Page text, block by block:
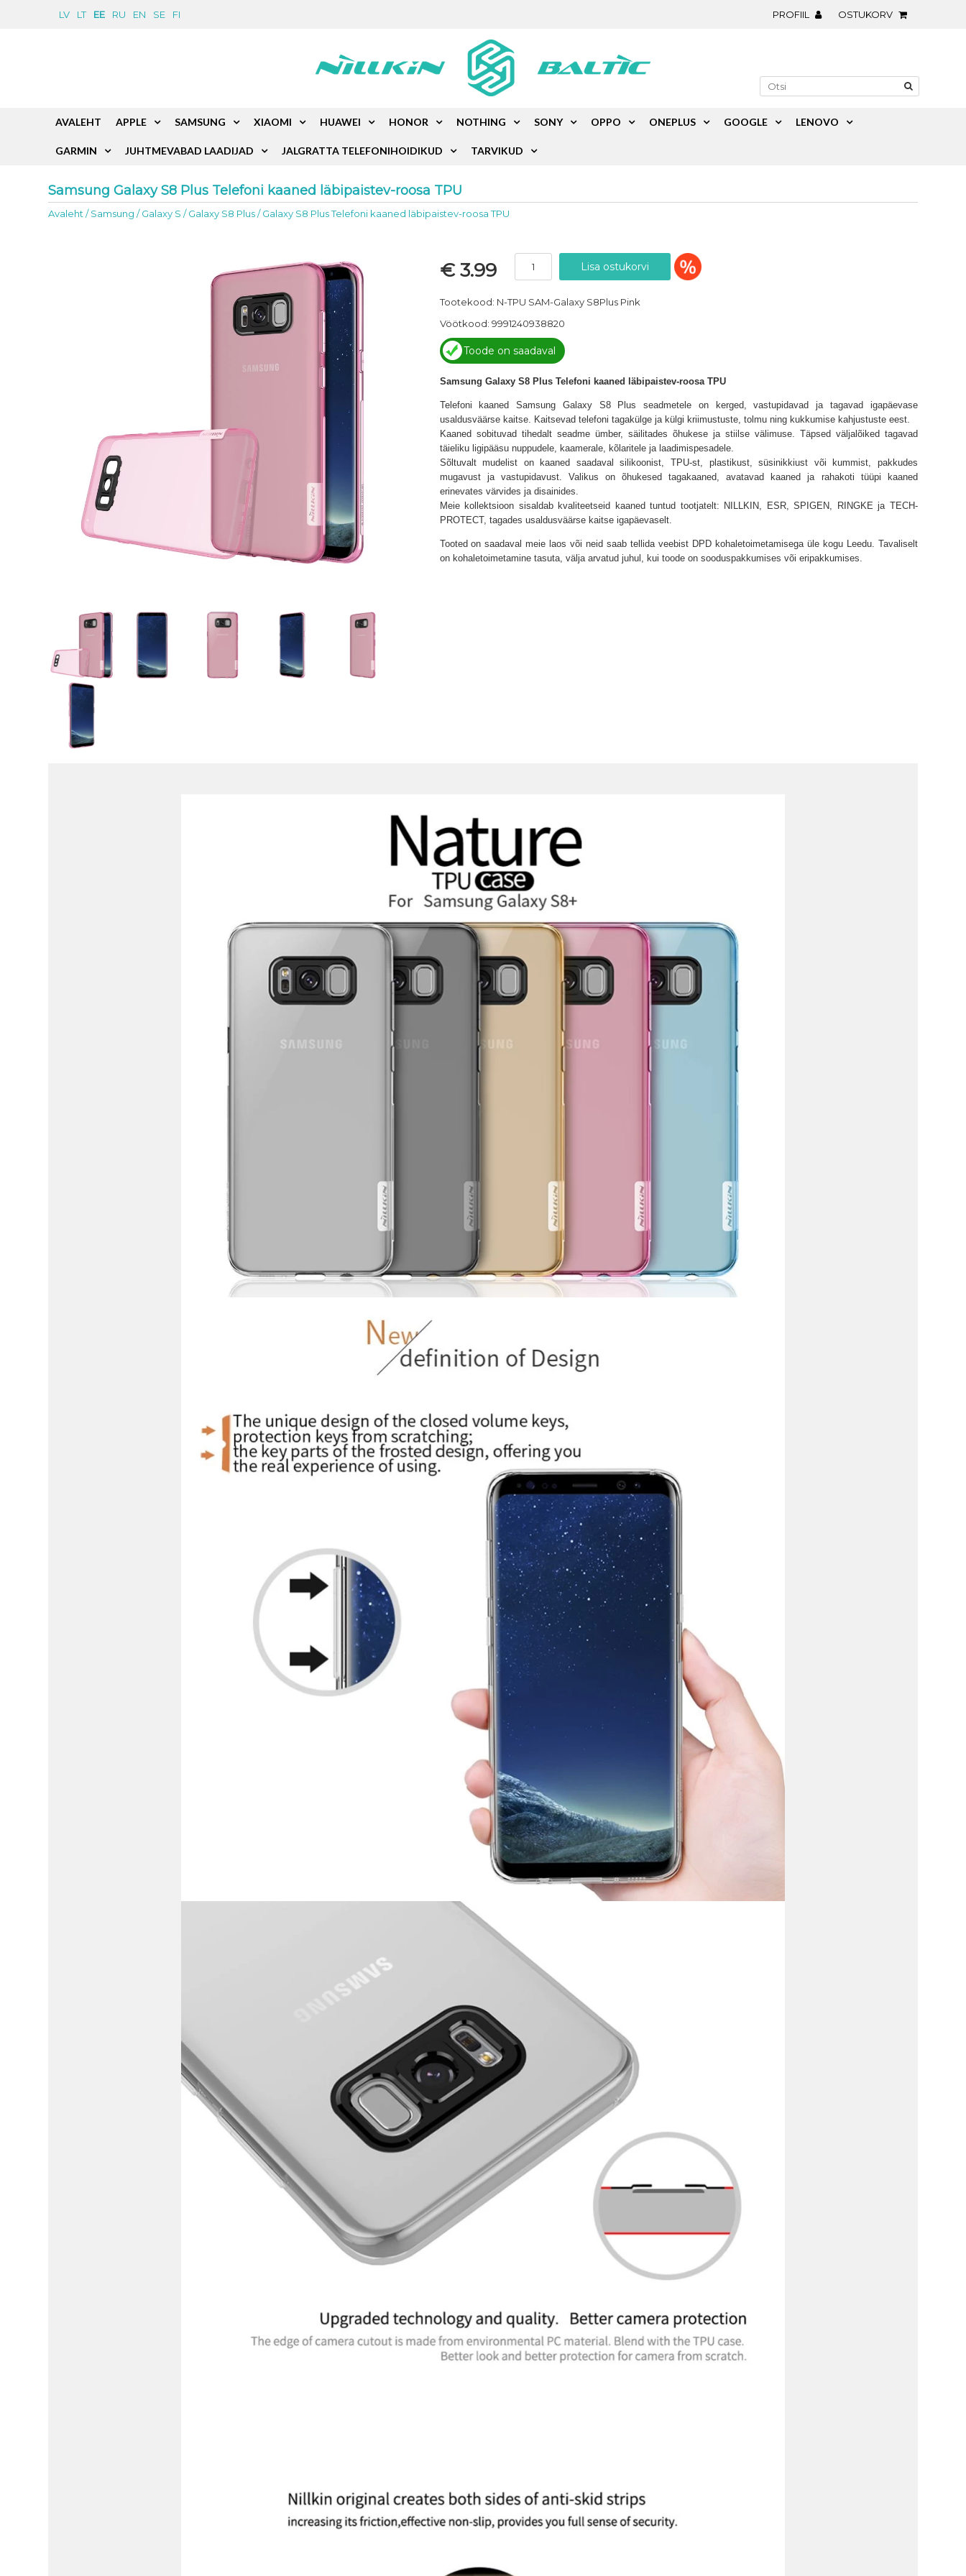
LV LT EE RU EN SE FI PROFIIL OSTUKORV
Samsung Galaxy S8 Plus Telefoni kaaned läbipaistev-roosa TPU
Avaleht /Samsung /Galaxy S /Galaxy S8 Plus/Galaxy S8 Plus Telefoni kaaned läbipaistev-roosa TPU
€ 3.99
Tootekood: N-TPU SAM-Galaxy S8Plus Pink
Vöötkood: 9991240938820
Toode on saadaval
Samsung Galaxy S8 Plus Telefoni kaaned läbipaistev-roosa TPU
Telefoni kaaned Samsung Galaxy S8 Plus seadmetele on kerged, vastupidavad ja tagavad igapäevase
usaldusväärse kaitse. Kaitsevad telefoni tagakülge ja külgi kriimustuste, tolmu ning kukkumise kahjustuste eest.
Kaaned sobituvad tihedalt seadme ümber, säilitades õhukese ja stiilse välimuse. Täpsed väljalõiked tagavad
täieliku ligipääsu nuppudele, kaamerale, kõlaritele ja laadimispesadele.
Sõltuvalt mudelist on kaaned saadaval silikoonist, TPU-st, plastikust, süsinikkiust või kummist, pakkudes
mugavust ja vastupidavust. Valikus on õhukesed tagakaaned, avatavad kaaned ja rahakoti tüüpi kaaned
erinevates värvides ja disainides.
Meie kollektsioon sisaldab kvaliteetseid kaaned tuntud tootjatelt: NILLKIN, ESR, SPIGEN, RINGKE ja TECH-
PROTECT, tagades usaldusväärse kaitse igapäevaselt.
Tooted on saadaval meie laos või neid saab tellida veebist DPD kohaletoimetamisega üle kogu Leedu. Tavaliselt
on kohaletoimetamine tasuta, välja arvatud juhul, kui toode on sooduspakkumises või eripakkumises.
AVALEHT APPLE SAMSUNG XIAOMI HUAWEI HONOR NOTHING SONY OPPO ONEPLUS GOOGLE LENOVO
GARMIN JUHTMEVABAD LAADIJAD JALGRATTA TELEFONIHOIDIKUD TARVIKUD